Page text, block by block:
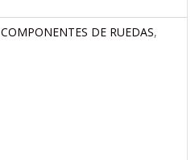
COMPONENTES DE RUEDAS,